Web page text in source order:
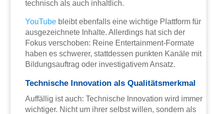
technisch als auch inhaltlich.
YouTube bleibt ebenfalls eine wichtige Plattform für
ausgezeichnete Inhalte. Allerdings hat sich der
Fokus verschoben: Reine Entertainment-Formate
haben es schwerer, stattdessen punkten Kanäle mit
Bildungsauftrag oder investigativem Ansatz.
Technische Innovation als Qualitätsmerkmal
Auffällig ist auch: Technische Innovation wird immer
wichtiger. Nicht um ihrer selbst willen, sondern als